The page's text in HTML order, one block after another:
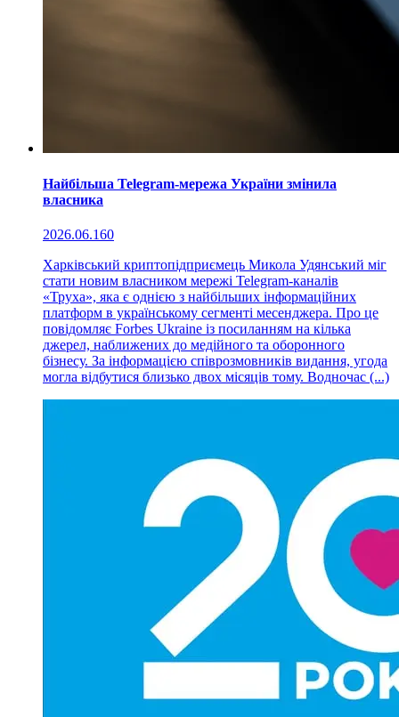
Найбільша Telegram-мережа України змінила
власника
2026.06.160
Харківський криптопідприємець Микола Удянський міг
стати новим власником мережі Telegram-каналів
«Труха», яка є однією з найбільших інформаційних
платформ в українському сегменті месенджера. Про це
повідомляє Forbes Ukraine із посиланням на кілька
джерел, наближених до медійного та оборонного
бізнесу. За інформацією співрозмовників видання, угода
могла відбутися близько двох місяців тому. Водночас (...)